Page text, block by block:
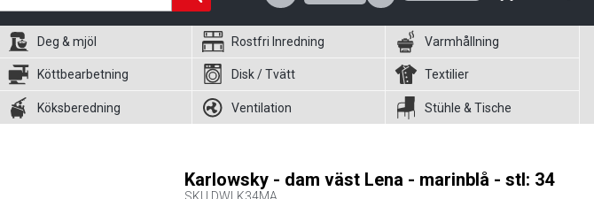
Deg & mjöl Rostfri Inredning Varmhållning
Köttbearbetning Disk / Tvätt Textilier
Köksberedning Ventilation Stühle & Tische
Karlowsky - dam väst Lena - marinblå - stl: 34